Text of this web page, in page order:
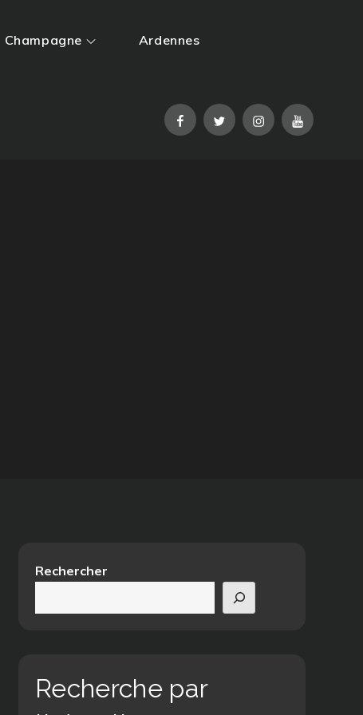
Champagne Ardennes
FacebookTwitterInstagramYouTube
Rechercher
Recherche par